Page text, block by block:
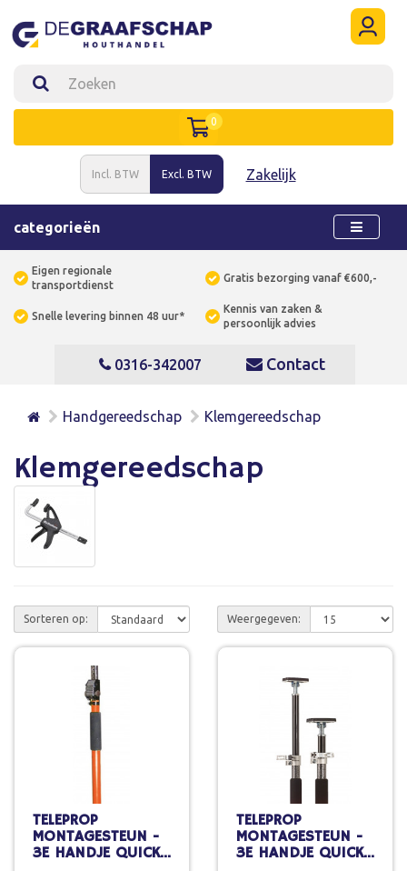
Incl. BTW Excl. BTW Zakelijk
0
categorieën
Eigen regionale
transportdienst
Gratis bezorging vanaf €600,-
Snelle levering binnen 48 uur*
Kennis van zaken &
persoonlijk advies
0316-342007 Contact
Handgereedschap Klemgereedschap
Klemgereedschap
Sorteren op: Weergegeven:
TELEPROP
MONTAGESTEUN -
3E HANDJE QUICK
TELEPROP
MONTAGESTEUN -
3E HANDJE QUICK